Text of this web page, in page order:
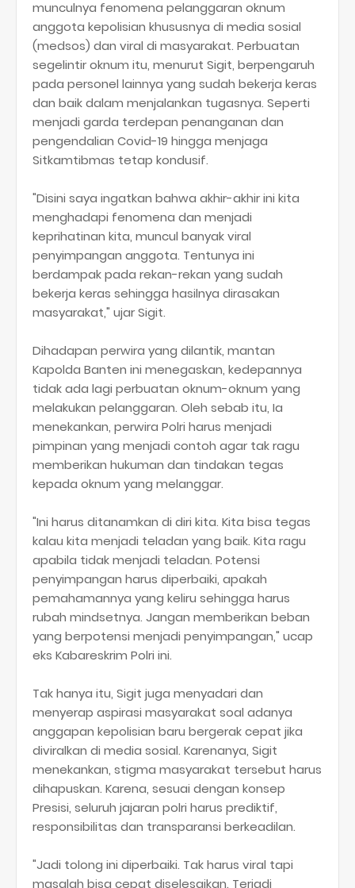
munculnya fenomena pelanggaran oknum
anggota kepolisian khususnya di media sosial
(medsos) dan viral di masyarakat. Perbuatan
segelintir oknum itu, menurut Sigit, berpengaruh
pada personel lainnya yang sudah bekerja keras
dan baik dalam menjalankan tugasnya. Seperti
menjadi garda terdepan penanganan dan
pengendalian Covid-19 hingga menjaga
Sitkamtibmas tetap kondusif.
"Disini saya ingatkan bahwa akhir-akhir ini kita
menghadapi fenomena dan menjadi
keprihatinan kita, muncul banyak viral
penyimpangan anggota. Tentunya ini
berdampak pada rekan-rekan yang sudah
bekerja keras sehingga hasilnya dirasakan
masyarakat," ujar Sigit.
Dihadapan perwira yang dilantik, mantan
Kapolda Banten ini menegaskan, kedepannya
tidak ada lagi perbuatan oknum-oknum yang
melakukan pelanggaran. Oleh sebab itu, Ia
menekankan, perwira Polri harus menjadi
pimpinan yang menjadi contoh agar tak ragu
memberikan hukuman dan tindakan tegas
kepada oknum yang melanggar.
"Ini harus ditanamkan di diri kita. Kita bisa tegas
kalau kita menjadi teladan yang baik. Kita ragu
apabila tidak menjadi teladan. Potensi
penyimpangan harus diperbaiki, apakah
pemahamannya yang keliru sehingga harus
rubah mindsetnya. Jangan memberikan beban
yang berpotensi menjadi penyimpangan," ucap
eks Kabareskrim Polri ini.
Tak hanya itu, Sigit juga menyadari dan
menyerap aspirasi masyarakat soal adanya
anggapan kepolisian baru bergerak cepat jika
diviralkan di media sosial. Karenanya, Sigit
menekankan, stigma masyarakat tersebut harus
dihapuskan. Karena, sesuai dengan konsep
Presisi, seluruh jajaran polri harus prediktif,
responsibilitas dan transparansi berkeadilan.
"Jadi tolong ini diperbaiki. Tak harus viral tapi
masalah bisa cepat diselesaikan. Terjadi